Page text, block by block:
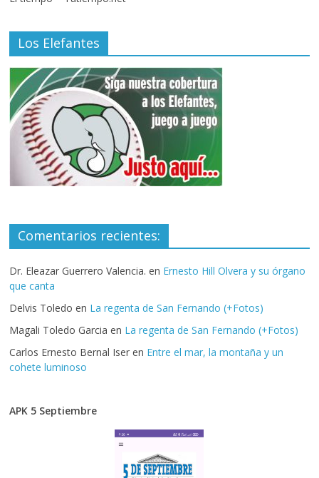
Los Elefantes
Comentarios recientes:
Dr. Eleazar Guerrero Valencia. en Ernesto Hill Olvera y su órgano
que canta
Delvis Toledo en La regenta de San Fernando (+Fotos)
Magali Toledo Garcia en La regenta de San Fernando (+Fotos)
Carlos Ernesto Bernal Iser en Entre el mar, la montaña y un
cohete luminoso
APK 5 Septiembre